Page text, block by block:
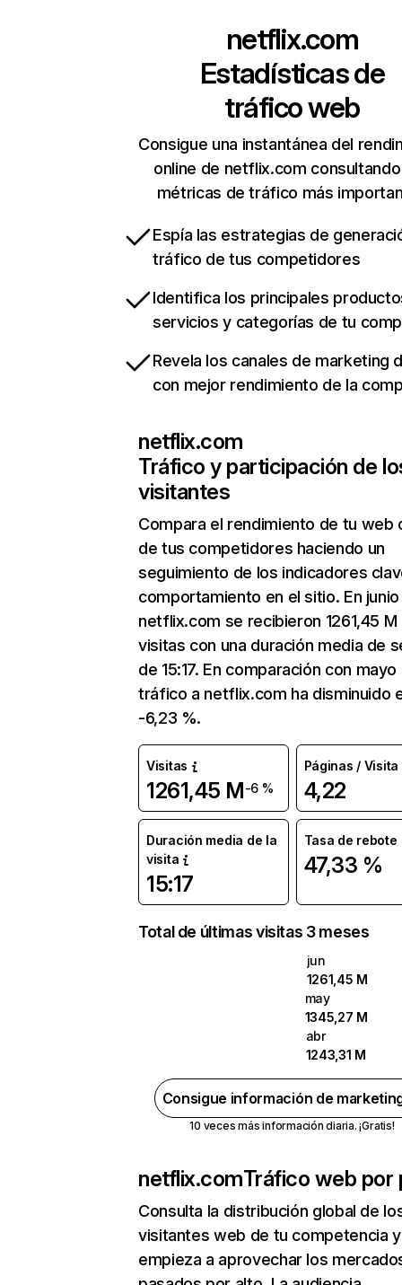
netflix.com
Estadísticas de
tráfico web
Consigue una instantánea del
online de netflix.com
métricas de tráfico más
Espía las estrategias de
tráfico de tus competidores
Identifica los principales
servicios y categorías de tu
Revela los canales de marketing
con mejor rendimiento de la
netflix.com
Tráfico y participación de
visitantes
Compara el rendimiento de tu web
de tus competidores haciendo un
seguimiento de los indicadores
comportamiento en el sitio. En junio
netflix.com se recibieron 1261,45 M
visitas con una duración media de
de 15:17. En comparación con mayo
tráfico a netflix.com ha disminuido
-6,23 %.
Visitas
1261,45 M-6 %
Páginas / Visita
4,22
Duración media de la
visita
15:17
Tasa de rebote
47,33 %
Total de últimas visitas 3 meses
jun
1261,45 M
may
1345,27 M
abr
1243,31 M
Consigue información de
10 veces más información diaria. ¡Gratis!
netflix.comTráfico web por
Consulta la distribución global de
visitantes web de tu competencia y
empieza a aprovechar los